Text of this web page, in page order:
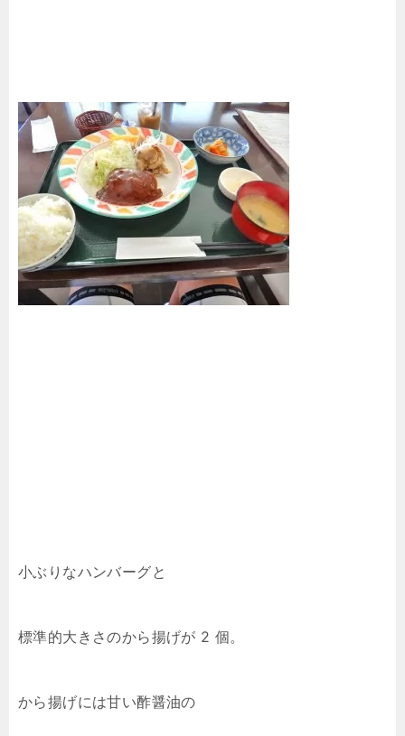
小ぶりなハンバーグと
標準的大きさのから揚げが 2 個。
から揚げには甘い酢醤油の